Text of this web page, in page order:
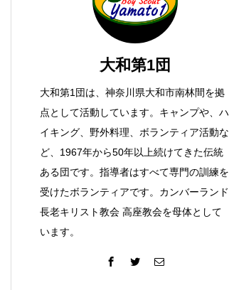
大和第1団
大和第1団は、神奈川県大和市南林間を拠
点として活動しています。キャンプや、ハ
イキング、野外料理、ボランティア活動な
ど、1967年から50年以上続けてきた伝統
ある団です。指導者はすべて専門の訓練を
受けたボランティアです。カンバーランド
長老キリスト教会 高座教会を母体として
います。